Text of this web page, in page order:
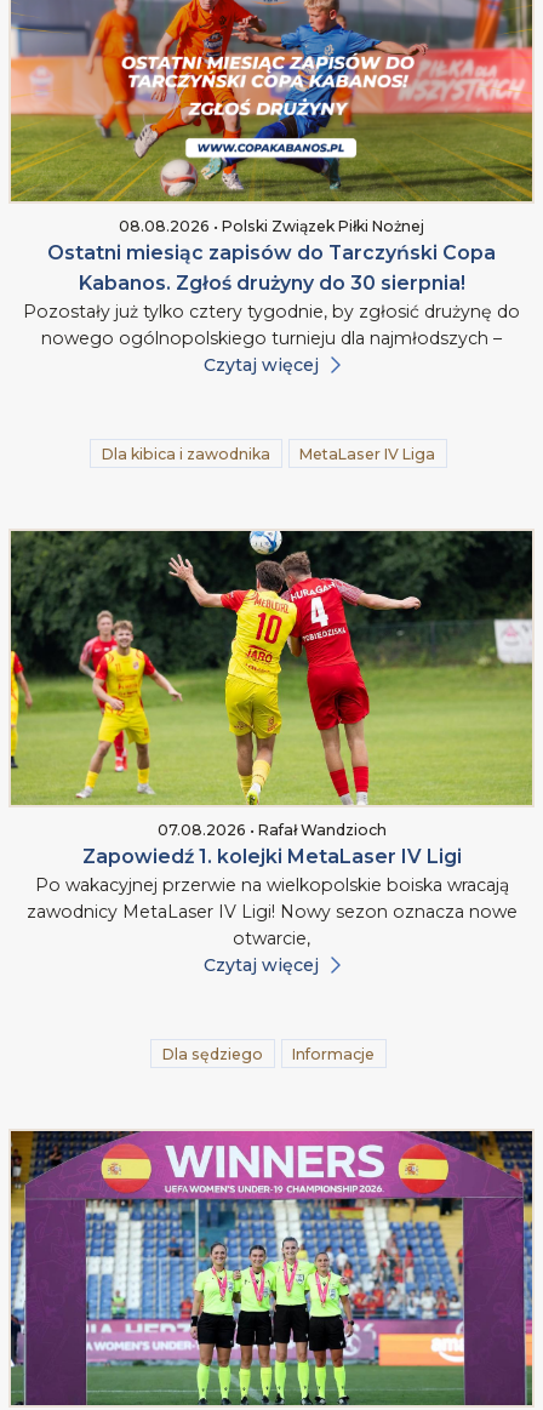
08.08.2026 • Polski Związek Piłki Nożnej
Ostatni miesiąc zapisów do Tarczyński Copa
Kabanos. Zgłoś drużyny do 30 sierpnia!
Pozostały już tylko cztery tygodnie, by zgłosić drużynę do
nowego ogólnopolskiego turnieju dla najmłodszych –
Czytaj więcej
Dla kibica i zawodnika MetaLaser IV Liga
07.08.2026 • Rafał Wandzioch
Zapowiedź 1. kolejki MetaLaser IV Ligi
Po wakacyjnej przerwie na wielkopolskie boiska wracają
zawodnicy MetaLaser IV Ligi! Nowy sezon oznacza nowe
otwarcie,
Czytaj więcej
Dla sędziego Informacje